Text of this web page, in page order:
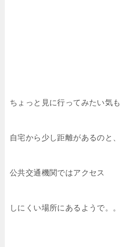
ちょっと見に行ってみたい気も
自宅から少し距離があるのと、
公共交通機関ではアクセス
しにくい場所にあるようで。。